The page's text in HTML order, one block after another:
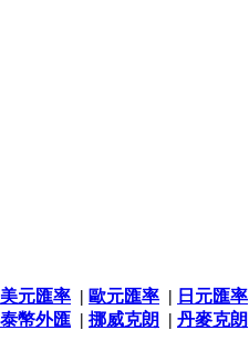
美元匯率 | 歐元匯率 | 日元匯率
泰幣外匯 | 挪威克朗 | 丹麥克朗